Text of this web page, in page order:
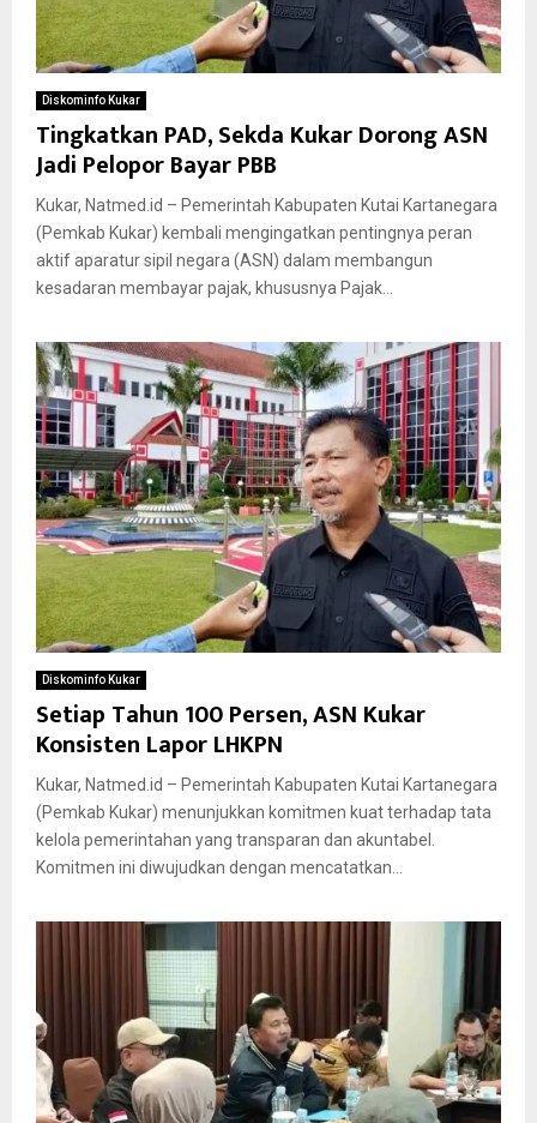
Diskominfo Kukar
Tingkatkan PAD, Sekda Kukar Dorong ASN
Jadi Pelopor Bayar PBB
Kukar, Natmed.id – Pemerintah Kabupaten Kutai Kartanegara
(Pemkab Kukar) kembali mengingatkan pentingnya peran
aktif aparatur sipil negara (ASN) dalam membangun
kesadaran membayar pajak, khususnya Pajak...
Diskominfo Kukar
Setiap Tahun 100 Persen, ASN Kukar
Konsisten Lapor LHKPN
Kukar, Natmed.id – Pemerintah Kabupaten Kutai Kartanegara
(Pemkab Kukar) menunjukkan komitmen kuat terhadap tata
kelola pemerintahan yang transparan dan akuntabel.
Komitmen ini diwujudkan dengan mencatatkan...